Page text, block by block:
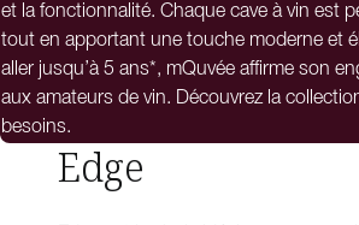
et la fonctionnalité. Chaque cave à vin est
tout en apportant une touche moderne et
aller jusqu’à 5 ans*, mQuvée affirme son
aux amateurs de vin. Découvrez la
besoins.
Edge